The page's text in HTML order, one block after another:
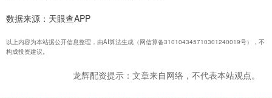
数据来源：天眼查APP
以上内容为本站据公开信息整理，由AI算法生成（网信算备310104345710301240019号），不
构成投资建议。
龙辉配资提示：文章来自网络，不代表本站观点。